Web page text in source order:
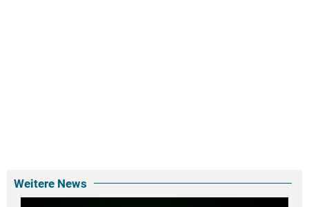
Weitere News